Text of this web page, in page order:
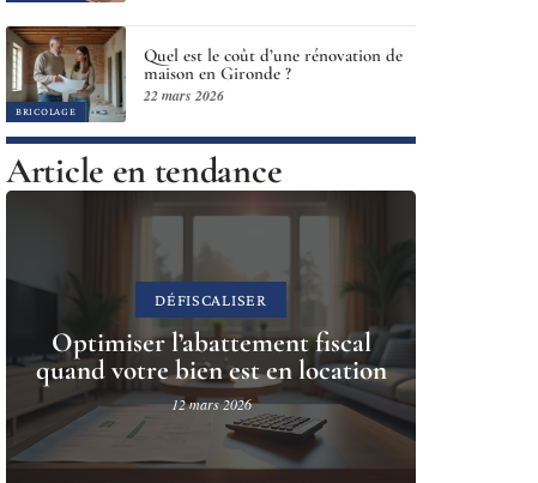
BRICOLAGE
Quel est le coût d’une rénovation de
maison en Gironde ?
22 mars 2026
Article en tendance
DÉFISCALISER
Optimiser l’abattement fiscal
quand votre bien est en location
12 mars 2026